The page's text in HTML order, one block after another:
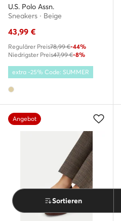
Sortieren
U.S. Polo Assn.
Sneakers · Beige
43,99 €
Regulärer Preis78,99 €-44%
Niedrigster Preis47,99 €-8%
extra -25% Code: SUMMER
Angebot